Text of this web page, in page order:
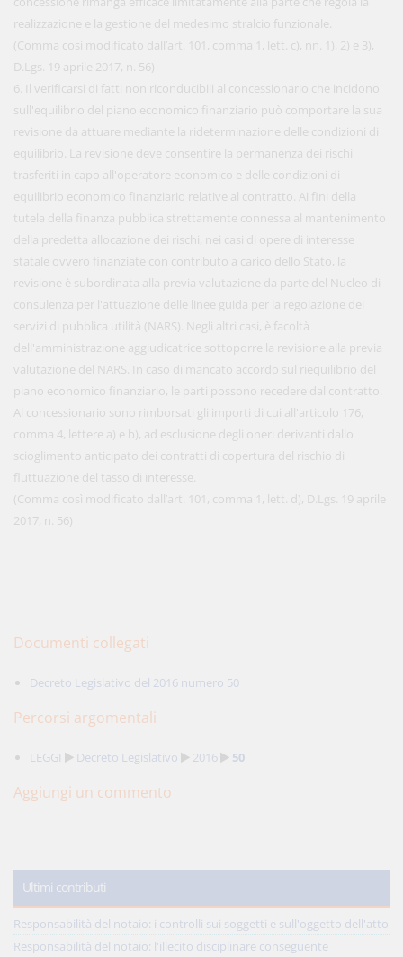
realizzazione e la gestione del medesimo stralcio funzionale.
(Comma così modificato dall’art. 101, comma 1, lett. c), nn. 1), 2) e 3),
D.Lgs. 19 aprile 2017, n. 56)
6. Il verificarsi di fatti non riconducibili al concessionario che incidono
sull'equilibrio del piano economico finanziario può comportare la sua
revisione da attuare mediante la rideterminazione delle condizioni di
equilibrio. La revisione deve consentire la permanenza dei rischi
trasferiti in capo all'operatore economico e delle condizioni di
equilibrio economico finanziario relative al contratto. Ai fini della
tutela della finanza pubblica strettamente connessa al mantenimento
della predetta allocazione dei rischi, nei casi di opere di interesse
statale ovvero finanziate con contributo a carico dello Stato, la
revisione è subordinata alla previa valutazione da parte del Nucleo di
consulenza per l'attuazione delle linee guida per la regolazione dei
servizi di pubblica utilità (NARS). Negli altri casi, è facoltà
dell'amministrazione aggiudicatrice sottoporre la revisione alla previa
valutazione del NARS. In caso di mancato accordo sul riequilibrio del
piano economico finanziario, le parti possono recedere dal contratto.
Al concessionario sono rimborsati gli importi di cui all'articolo 176,
comma 4, lettere a) e b), ad esclusione degli oneri derivanti dallo
scioglimento anticipato dei contratti di copertura del rischio di
fluttuazione del tasso di interesse.
(Comma così modificato dall’art. 101, comma 1, lett. d), D.Lgs. 19 aprile
2017, n. 56)
Documenti collegati
Decreto Legislativo del 2016 numero 50
Percorsi argomentali
LEGGI Decreto Legislativo 2016 50
Aggiungi un commento
Ultimi contributi
Responsabilità del notaio: i controlli sui soggetti e sull'oggetto dell'atto
Responsabilità del notaio: l'illecito disciplinare conseguente